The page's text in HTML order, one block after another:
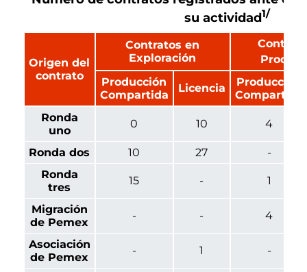
su actividad1/
Origen del
contrato
Contratos en
Exploración
Producción
Compartida
Licencia
Producción
Compartida
Ronda
uno
0 10 4
Ronda dos 10 27
-
Ronda
tres
15 - 1
Migración
de Pemex
- - 4
Asociación
de Pemex
- 1 -